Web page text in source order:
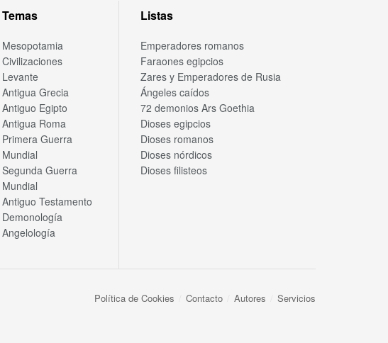
Temas
Mesopotamia
Civilizaciones
Levante
Antigua Grecia
Antiguo Egipto
Antigua Roma
Primera Guerra
Mundial
Segunda Guerra
Mundial
Antiguo Testamento
Demonología
Angelología
Listas
Emperadores romanos
Faraones egipcios
Zares y Emperadores de Rusia
Ángeles caídos
72 demonios Ars Goethia
Dioses egipcios
Dioses romanos
Dioses nórdicos
Dioses filisteos
Política de Cookies Contacto Autores Servicios